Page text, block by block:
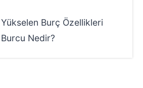
Burç Özellikleri
Nedir?